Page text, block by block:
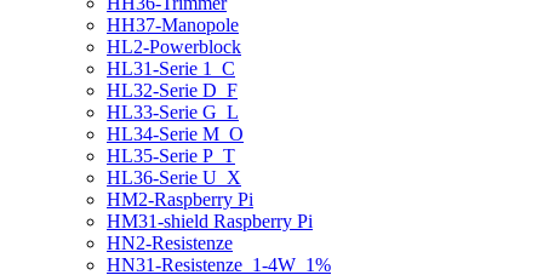
HH37-Manopole
HL2-Powerblock
HL31-Serie 1_C
HL32-Serie D_F
HL33-Serie G_L
HL34-Serie M_O
HL35-Serie P_T
HL36-Serie U_X
HM2-Raspberry Pi
HM31-shield Raspberry Pi
HN2-Resistenze
HN31-Resistenze_1-4W_1%